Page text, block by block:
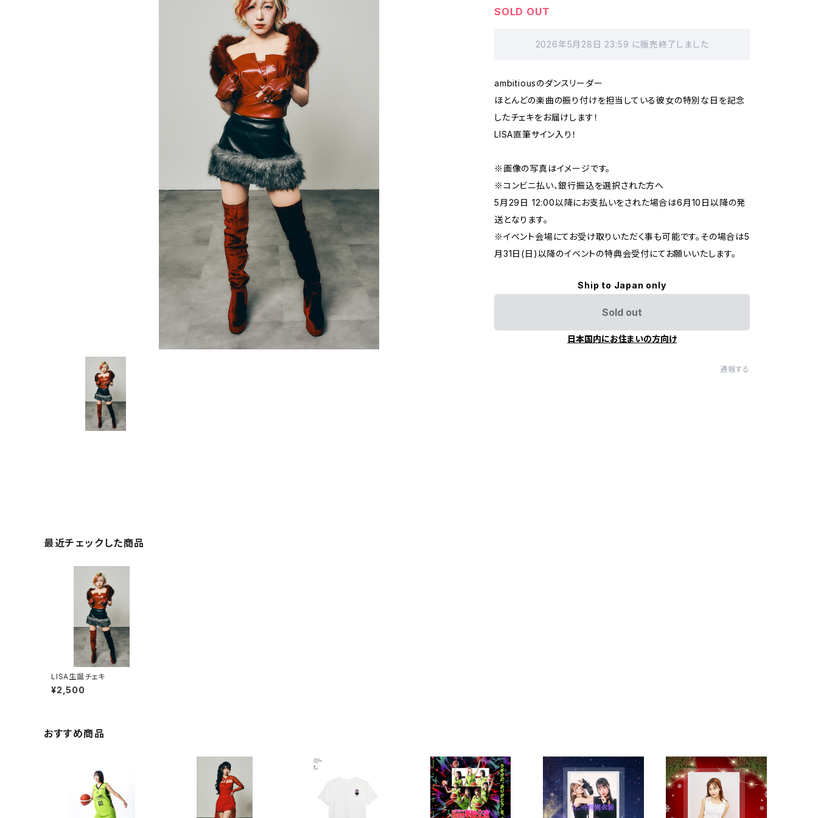
SOLD OUT
2026年5月28日 23:59 に販売終了しました
ambitiousのダンスリーダー
ほとんどの楽曲の振り付けを担当している彼女の特別な日を記念
したチェキをお届けします！
LISA直筆サイン入り！
※画像の写真はイメージです。
※コンビニ払い、銀行振込を選択された方へ
5月29日 12:00以降にお支払いをされた場合は6月10日以降の発
送となります。
※イベント会場にてお受け取りいただく事も可能です。その場合は5
月31日(日)以降のイベントの特典会受付にてお願いいたします。
Ship to Japan only
Sold out
日本国内にお住まいの方向け
通報する
最近チェックした商品
LISA生誕チェキ
¥2,500
おすすめ商品